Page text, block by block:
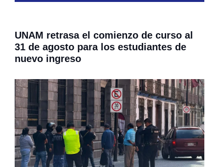
UNAM retrasa el comienzo de curso al
31 de agosto para los estudiantes de
nuevo ingreso